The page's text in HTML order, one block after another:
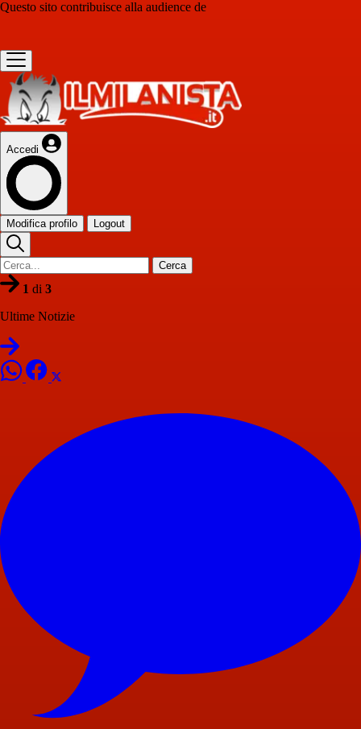
Questo sito contribuisce alla audience de
Accedi
Modifica profilo Logout
Cerca
1 di 3
Ultime Notizie